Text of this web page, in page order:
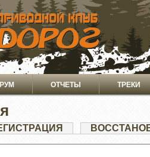
ОТЧЕТЫ ТРЕКИ
(АКТИВНАЯ